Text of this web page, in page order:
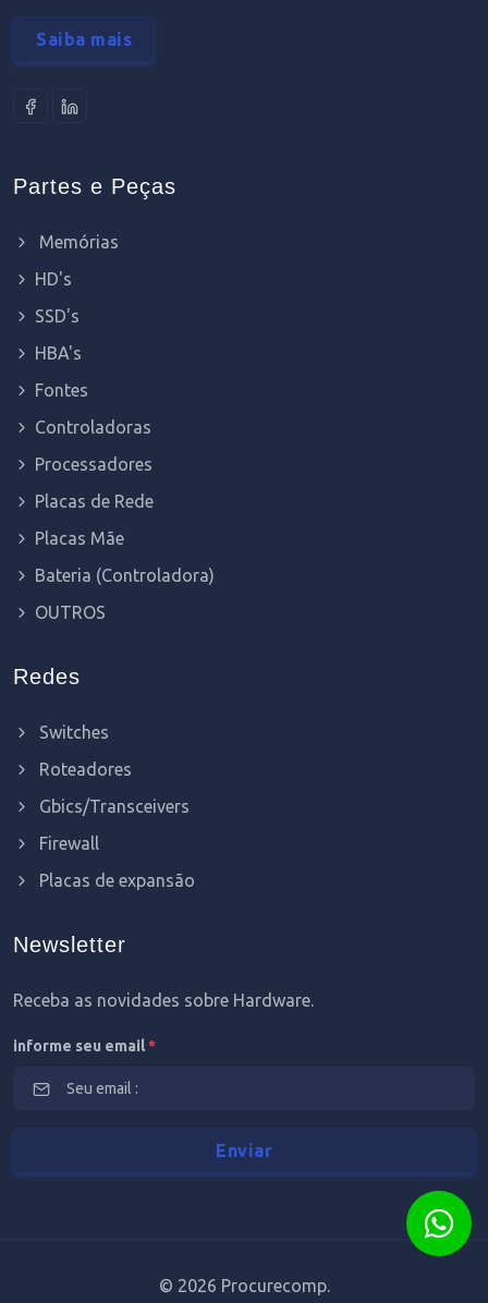
Saiba mais
Partes e Peças
Memórias
HD's
SSD's
HBA's
Fontes
Controladoras
Processadores
Placas de Rede
Placas Mãe
Bateria (Controladora)
OUTROS
Redes
Switches
Roteadores
Gbics/Transceivers
Firewall
Placas de expansão
Newsletter
Receba as novidades sobre Hardware.
informe seu email*
© 2026 Procurecomp.